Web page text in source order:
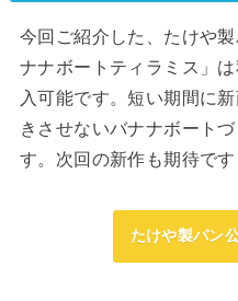
今回ご紹介した、たけや
ナナボートティラミス」
入可能です。短い期間に
きさせないバナナボート
す。次回の新作も期待です
たけや製パン